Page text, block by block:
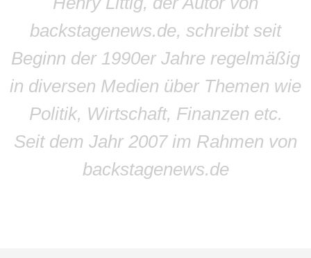
backstagenews.de, schreibt seit
Beginn der 1990er Jahre regelmäßig
in diversen Medien über Themen wie
Politik, Wirtschaft, Finanzen etc.
Seit dem Jahr 2007 im Rahmen von
backstagenews.de